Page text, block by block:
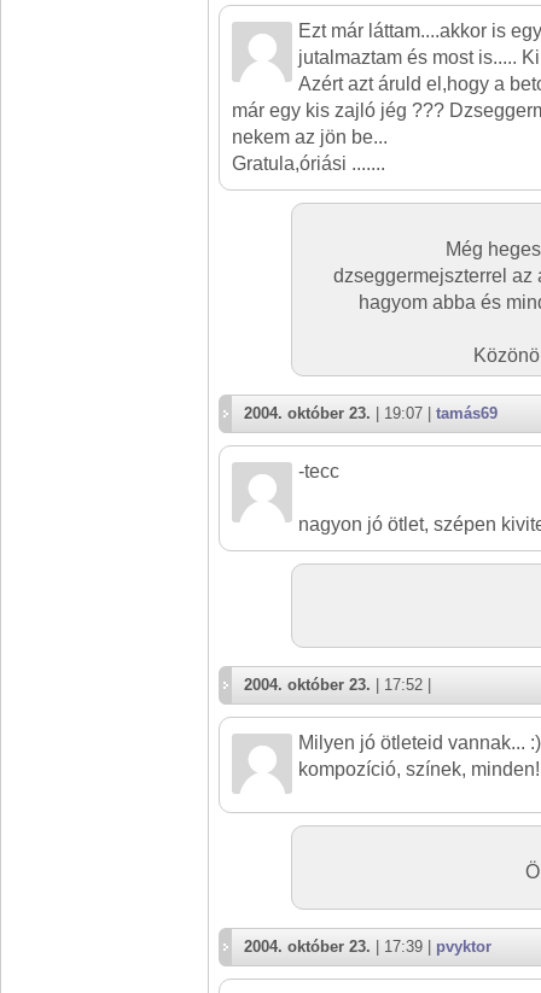
Ezt már láttam....akkor is
jutalmaztam és most is.....
Azért azt áruld el,hogy a
már egy kis zajló jég ???
nekem az jön be...
Gratula,óriási .......
Még
dzseggermejszterrel az
hagyom abba és
2004. október 23. | 19:07 | tamás69
-tecc
nagyon jó ötlet, szépen
2004. október 23. | 17:52 |
Milyen jó ötleteid vannak...
kompozíció, színek,
2004. október 23. | 17:39 | pvyktor